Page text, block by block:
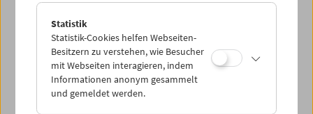
PROGRAMM ÜBERBLICK
Statistik
Statistik-Cookies helfen Webseiten-
Besitzern zu verstehen, wie Besucher
mit Webseiten interagieren, indem
Informationen anonym gesammelt
und gemeldet werden.